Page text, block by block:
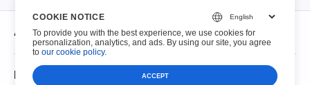
À propos
À propos
PDF à remplir
COOKIE NOTICE
To provide you with the best experience, we use cookies for
personalization, analytics, and ads. By using our site, you agree
toour cookie policy.
ACCEPT